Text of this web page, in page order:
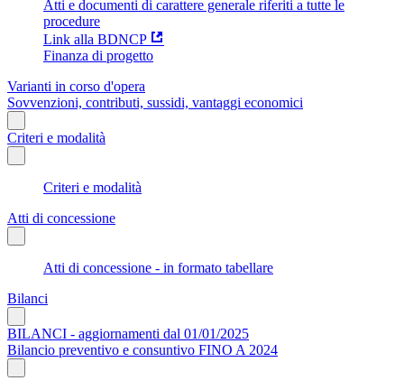
Atti e documenti di carattere generale riferiti a tutte le
procedure
Link alla BDNCP
Finanza di progetto
Varianti in corso d'opera
Sovvenzioni, contributi, sussidi, vantaggi economici
Criteri e modalità
Criteri e modalità
Atti di concessione
Atti di concessione - in formato tabellare
Bilanci
BILANCI - aggiornamenti dal 01/01/2025
Bilancio preventivo e consuntivo FINO A 2024